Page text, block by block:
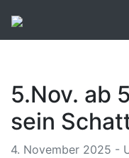
5.Nov. ab
sein
4. November 2025 -